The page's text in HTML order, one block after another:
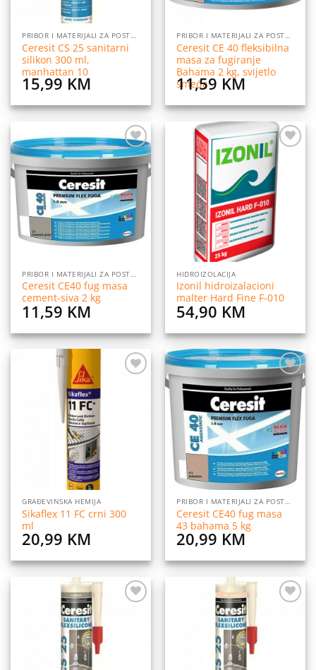
PRIBOR I MATERIJALI ZA POSTAVLJANJE PLOČICA
Ceresit CS 25 sanitarni
silikon 300 ml,
manhattan 10
15,99 KM
PRIBOR I MATERIJALI ZA POSTAVLJANJE PLOČICA
Ceresit CE 40 fleksibilna
masa za fugiranje
Bahama 2 kg, svijetlo
smeđa
11,59 KM
Dodaj
na
listu
želja
PRIBOR I MATERIJALI ZA POSTAVLJANJE PLOČICA
Ceresit CE40 fug masa
cement-siva 2 kg
11,59 KM
Dodaj
HIDROIZOLACIJA
Izonil hidroizalacioni
malter Hard Fine F-010
54,90 KM
GRAĐEVINSKA HEMIJA
Sikaflex 11 FC crni 300
ml
20,99 KM
Dodaj
na
listu
želja
PRIBOR I MATERIJALI ZA POSTAVLJANJE PLOČICA
Ceresit CE40 fug masa
43 bahama 5 kg
20,99 KM